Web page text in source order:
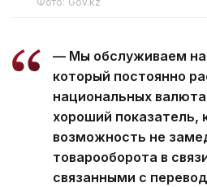
— Мы обслуживаем
который постоянно
национальных
хороший показатель,
возможность не
товарооборота в
связанными с